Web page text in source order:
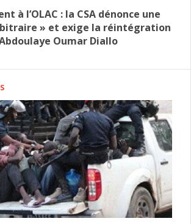
à l’OLAC : la CSA dénonce une
» et exige la réintégration
Oumar Diallo